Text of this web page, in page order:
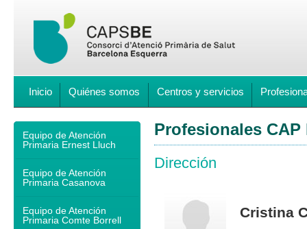
Inicio Quiénes somos Centros y servicios
Equipo de Atención
Primaria Ernest Lluch
Equipo de Atención
Primaria Casanova
Equipo de Atención
Primaria Comte Borrell
Profesionales
Dirección
Cristina